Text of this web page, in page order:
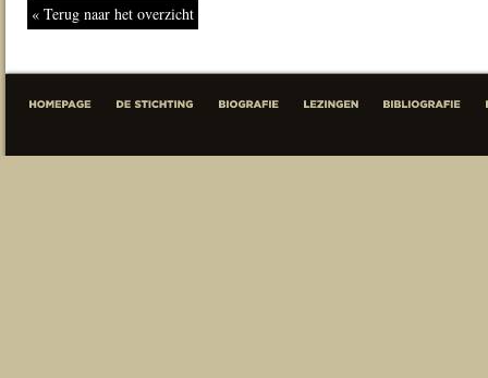
« Terug naar het overzicht